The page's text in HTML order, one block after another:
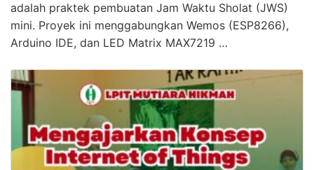
adalah praktek pembuatan Jam Waktu Sholat (JWS)
mini. Proyek ini menggabungkan Wemos (ESP8266),
Arduino IDE, dan LED Matrix MAX7219 …